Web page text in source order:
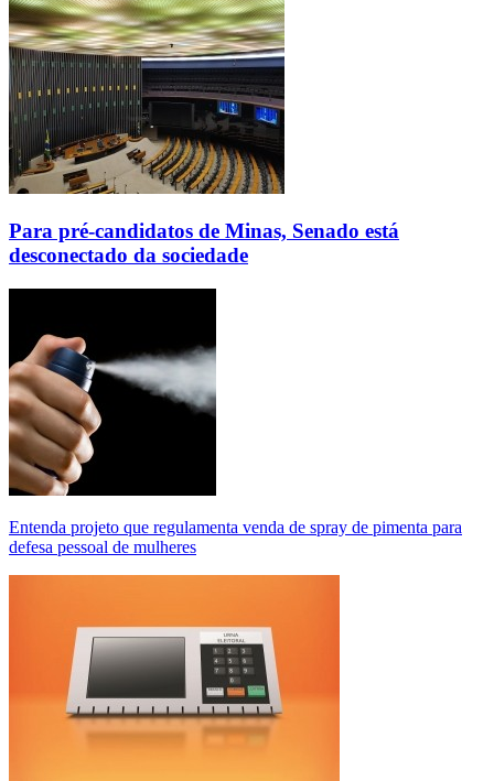
Para pré-candidatos de Minas, Senado está
desconectado da sociedade
Entenda projeto que regulamenta venda de spray de pimenta para
defesa pessoal de mulheres